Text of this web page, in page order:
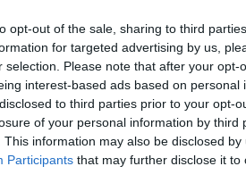
opt-out of the sale, sharing to third
for targeted advertising by us,
selection. Please note that after your
interest-based ads based on
to third parties prior to your opt-
of your personal information by third
This information may also be disclosed
Participants that may further disclose it to